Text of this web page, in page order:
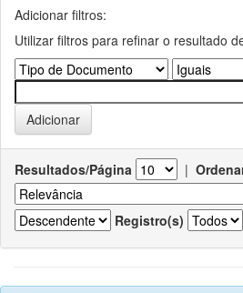
Adicionar filtros:
Utilizar filtros para refinar o resultado
Resultados/Página |
Registro(s)